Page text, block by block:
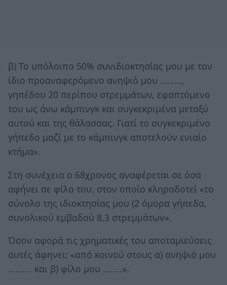
β) Το υπόλοιπο 50% συνιδιοκτησίας μου με τον
ίδιο προαναφερόμενο ανηψιό μου ………,
γηπέδου 20 περίπου στρεμμάτων, εφαπτόμενο
του ως άνω κάμπινγκ και συγκεκριμένα μεταξύ
αυτού και της θάλασσας. Γιατί το συγκεκριμένο
γήπεδο μαζί με το κάμπινγκ αποτελούν ενιαίο
κτήμα».
Στη συνέχεια ο 68χρονος αναφέρεται σε όσα
αφήνει σε φίλο του, στον οποίο κληροδοτεί «το
σύνολο της ιδιοκτησίας μου (2 όμορα γήπεδα,
συνολικού εμβαδού 8,3 στρεμμάτων».
Όσον αφορά τις χρηματικές του αποταμιεύσεις
αυτές άφηνει: «από κοινού στους α) ανηψιό μου
………. και β) φίλο μου ……..».